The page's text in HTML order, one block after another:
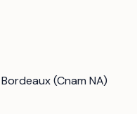
(Cnam NA)